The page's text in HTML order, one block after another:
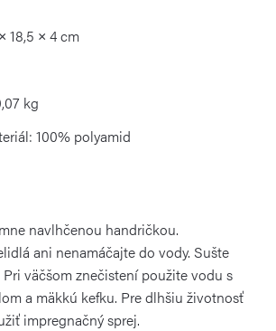
18,5 × 4 cm
kg
100% polyamid
navlhčenou handričkou.
ani nenamáčajte do vody. Sušte
väčšom znečistení použite vodu s
a mäkkú kefku. Pre dlhšiu životnosť
impregnačný sprej.